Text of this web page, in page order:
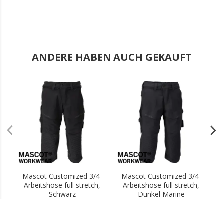
ANDERE HABEN AUCH GEKAUFT
Mascot Customized 3/4-
Arbeitshose full stretch,
Schwarz
Mascot Customized 3/4-
Arbeitshose full stretch,
Dunkel Marine